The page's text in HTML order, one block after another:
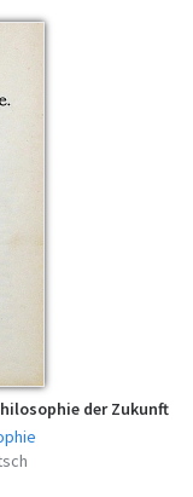
- Erstes
- Erstes
- Erstes
der Zukunft